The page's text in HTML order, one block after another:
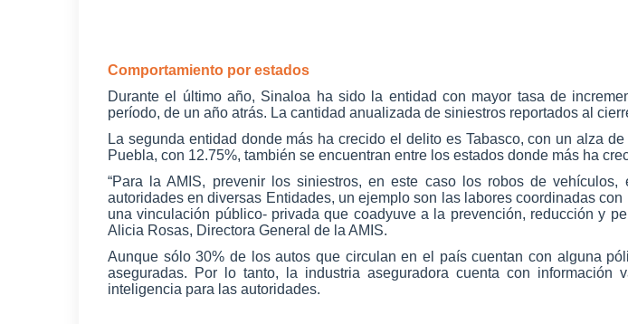
Comportamiento por estados
Durante el último año, Sinaloa ha sido la entidad con mayor tasa de
período, de un año atrás. La cantidad anualizada de siniestros reportados al
La segunda entidad donde más ha crecido el delito es Tabasco, con un alza
Puebla, con 12.75%, también se encuentran entre los estados donde más ha
“Para la AMIS, prevenir los siniestros, en este caso los robos de
autoridades en diversas Entidades, un ejemplo son las labores coordinadas
una vinculación público- privada que coadyuve a la prevención, reducción y
Alicia Rosas, Directora General de la AMIS.
Aunque sólo 30% de los autos que circulan en el país cuentan con alguna
aseguradas. Por lo tanto, la industria aseguradora cuenta con
inteligencia para las autoridades.